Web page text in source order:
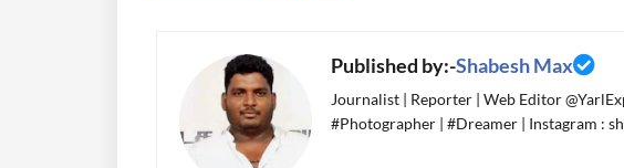
Published by:-Shabesh Max
Journalist | Reporter | Web Editor
#Photographer | #Dreamer | Instagram :